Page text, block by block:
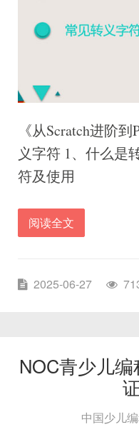
《从Scratch进阶
义字符 1、什么是
符及使用
阅读全文
2025-06-27
NOC青少儿
中国少儿